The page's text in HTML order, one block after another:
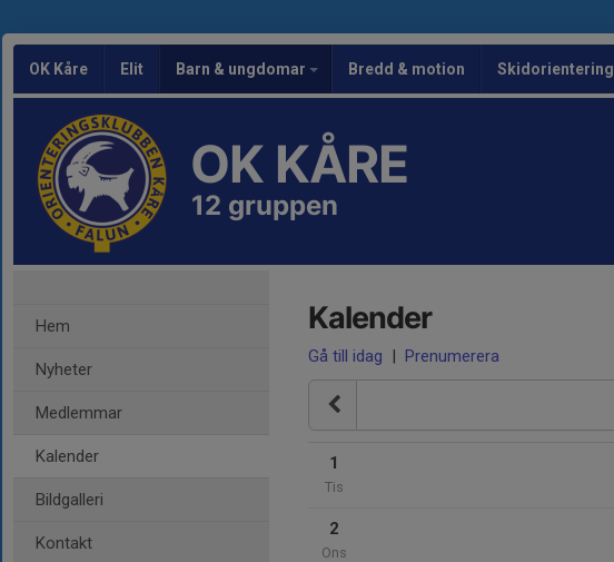
OK Kåre Elit Barn & ungdomar Bredd & motion Skidorientering
OK KÅRE
12 gruppen
Hem
Nyheter
Medlemmar
Kalender
Bildgalleri
Kontakt
Kalender
Gå till idag | Prenumerera
1
Tis
2
Ons